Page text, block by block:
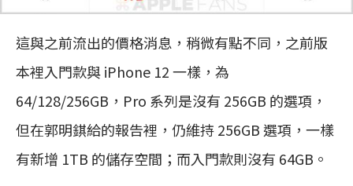
這與之前流出的價格消息，稍微有點不同，之前版
本裡入門款與 iPhone 12 一樣，為
64/128/256GB，Pro 系列是沒有 256GB 的選項，
但在郭明錤給的報告裡，仍維持 256GB 選項，一樣
有新增 1TB 的儲存空間；而入門款則沒有 64GB。